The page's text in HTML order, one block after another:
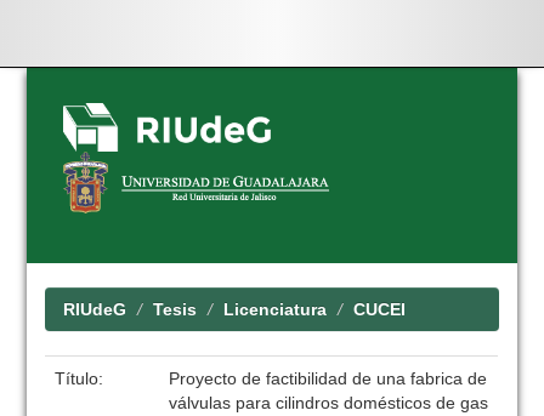
Skip
navigation
RIUdeG Tesis Licenciatura CUCEI
Título:
Proyecto de factibilidad de una fabrica de
válvulas para cilindros domésticos de gas